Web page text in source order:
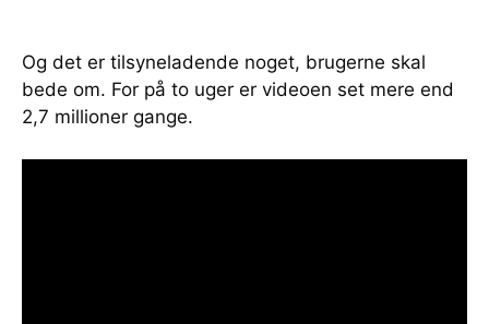
Og det er tilsyneladende noget, brugerne skal
bede om. For på to uger er videoen set mere end
2,7 millioner gange.